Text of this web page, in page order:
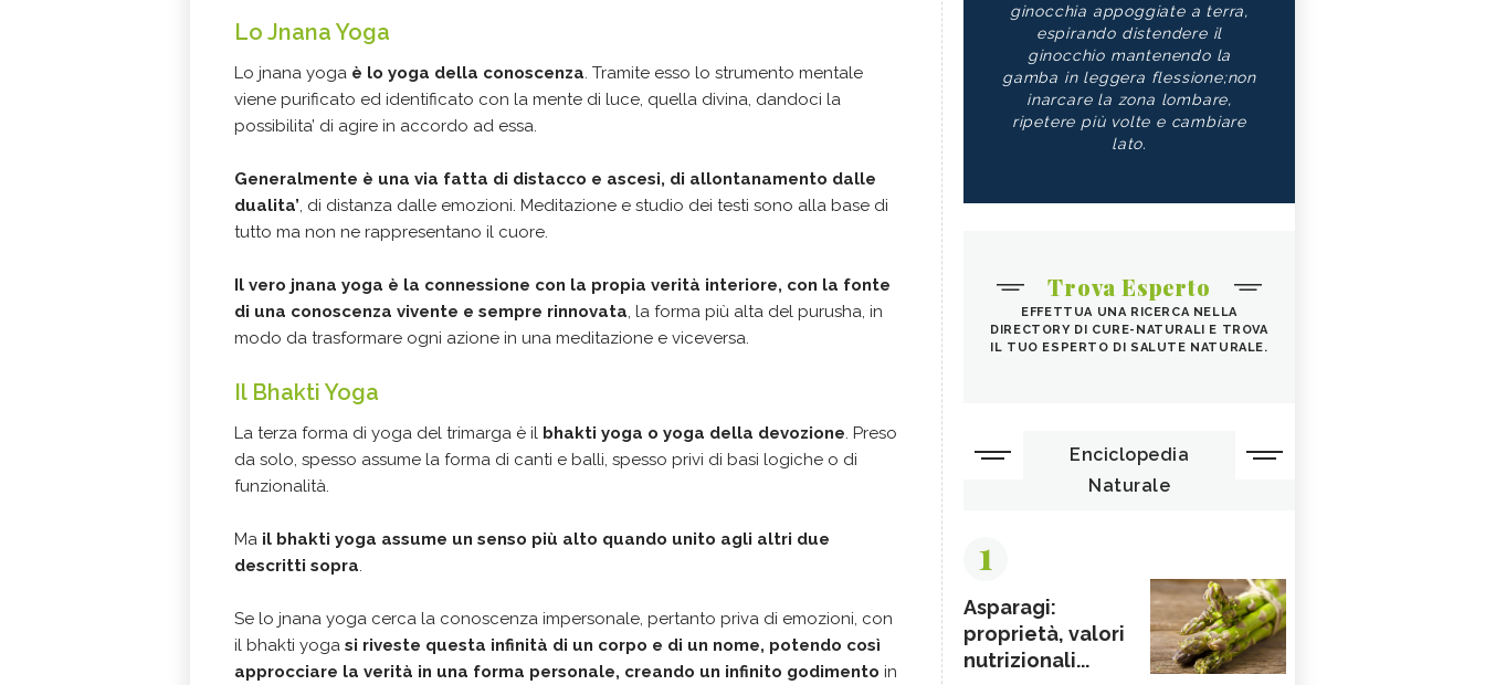
Lo Jnana Yoga
Lo jnana yoga è lo yoga della conoscenza. Tramite esso lo strumento mentale
viene purificato ed identificato con la mente di luce, quella divina, dandoci la
possibilita’ di agire in accordo ad essa.
Generalmente è una via fatta di distacco e ascesi, di allontanamento dalle
dualita’, di distanza dalle emozioni. Meditazione e studio dei testi sono alla base di
tutto ma non ne rappresentano il cuore.
Il vero jnana yoga è la connessione con la propia verità interiore, con la fonte
di una conoscenza vivente e sempre rinnovata, la forma più alta del purusha, in
modo da trasformare ogni azione in una meditazione e viceversa.
Il Bhakti Yoga
La terza forma di yoga del trimarga è il bhakti yoga o yoga della devozione. Preso
da solo, spesso assume la forma di canti e balli, spesso privi di basi logiche o di
funzionalità.
Ma il bhakti yoga assume un senso più alto quando unito agli altri due
descritti sopra.
Se lo jnana yoga cerca la conoscenza impersonale, pertanto priva di emozioni, con
il bhakti yoga si riveste questa infinità di un corpo e di un nome, potendo così
approcciare la verità in una forma personale, creando un infinito godimento in
ginocchia appoggiate a terra,
espirando distendere il
ginocchio mantenendo la
gamba in leggera flessione;non
inarcare la zona lombare,
ripetere più volte e cambiare
lato.
Trova Esperto
EFFETTUA UNA RICERCA NELLA
DIRECTORY DI CURE-NATURALI E TROVA
IL TUO ESPERTO DI SALUTE NATURALE.
Enciclopedia
Naturale
1
Asparagi:
proprietà, valori
nutrizionali...